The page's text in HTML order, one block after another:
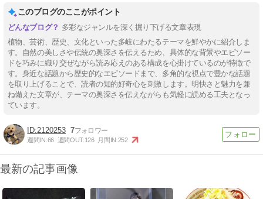
このブログのここがポイント
多彩なジャンルを深く掘り下げる文章表現
植物、芸術、歴史、文化といった多岐にわたるテーマを鮮やかに紹介しま
す。自然の美しさや伝統の奥深さを伝えるため、具体的な背景やエピソー
ドを巧みに織り交ぜながら読み応えのある構成を心掛けているのが特徴で
す。身近な話題から歴史的なエピソードまで、多角的な視点で豊かな話題
を取り上げることで、読者の知的好奇心を刺激します。明快さと魅力を兼
ね備えた文章が、テーマの奥深さを伝えながらも気軽に読める工夫となっ
ています。
2120253 7
週間IN:66 週間OUT:126 月間IN:252
最新の記事画像